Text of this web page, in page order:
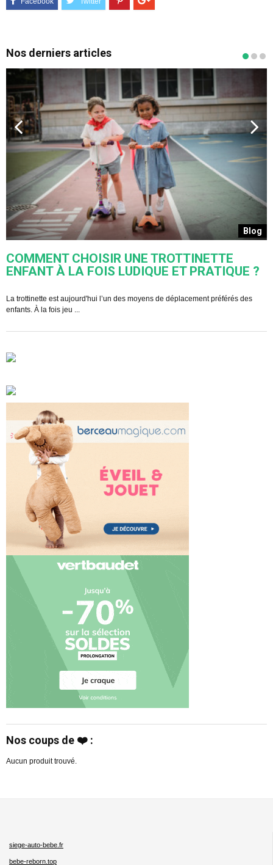
Nos derniers articles
Blog
COMMENT CHOISIR UNE TROTTINETTE
ENFANT À LA FOIS LUDIQUE ET PRATIQUE ?
La trottinette est aujourd'hui l’un des moyens de déplacement préférés des
enfants. À la fois jeu ...
Nos coups de ❤️ :
Aucun produit trouvé.
siege-auto-bebe.fr
bebe-reborn.top